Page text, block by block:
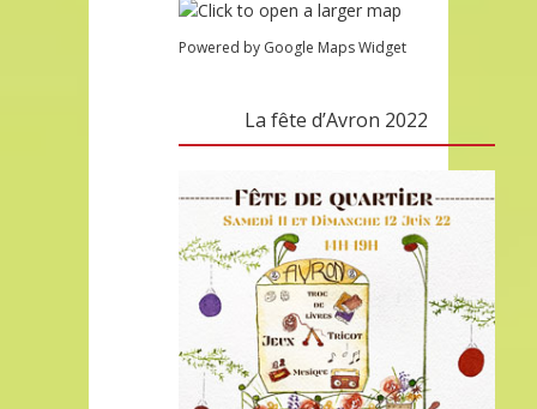
Powered by Google Maps Widget
La fête d’Avron 2022